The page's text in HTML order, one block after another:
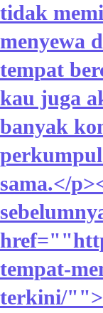
tidak
menyewa
tempat
kau juga
banyak
sama.</
tempat-
terkini/